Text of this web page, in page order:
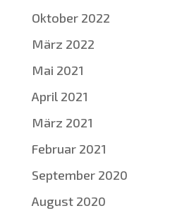
Oktober 2022
März 2022
Mai 2021
April 2021
März 2021
Februar 2021
September 2020
August 2020